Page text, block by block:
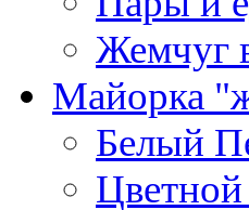
Жемчуг
Майорка
Белый